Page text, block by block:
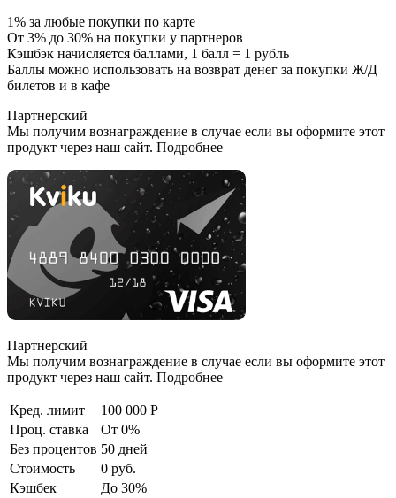
1% за любые покупки по карте
От 3% до 30% на покупки у партнеров
Кэшбэк начисляется баллами, 1 балл = 1 рубль
Баллы можно использовать на возврат денег за покупки Ж/Д
билетов и в кафе
Партнерский
Мы получим вознаграждение в случае если вы оформите этот
продукт через наш сайт. Подробнее
Партнерский
Мы получим вознаграждение в случае если вы оформите этот
продукт через наш сайт. Подробнее
Кред. лимит
100 000 Р
Проц. ставка
От 0%
Без процентов 50 дней
Стоимость
0 руб.
Кэшбек
До 30%